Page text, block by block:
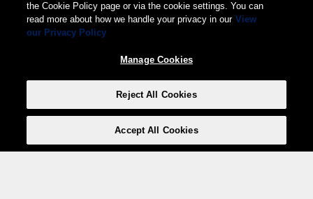
the Cookie Policy page or via the cookie settings. You can
read more about how we handle your privacy in our View
our Privacy Policy
Manage Cookies
Reject All Cookies
Accept All Cookies